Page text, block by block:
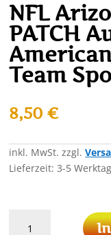
NFL
PATCH
Team
8,50€
inkl. MwSt. zzgl.
Lieferzeit:3-5
Arizona